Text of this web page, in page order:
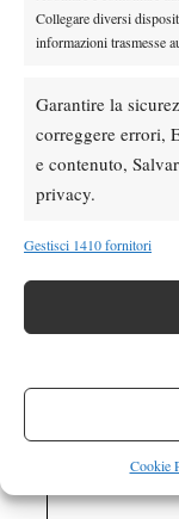
Collegare diversi
informazioni trasmesse
Garantire la
correggere errori,
e contenuto,
privacy.
Gestisci 1410 fornitori
Cookie